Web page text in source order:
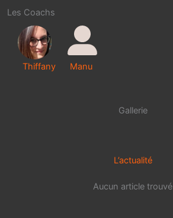
Les Coachs
Thiffany Manu
Gallerie
L’actualité
Aucun article trouvé